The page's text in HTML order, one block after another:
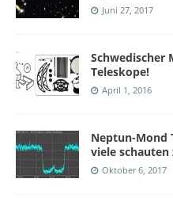
Juni 27, 2017
Schwedischer
Teleskope!
April 1, 2016
Neptun-Mond
viele schauten
Oktober 6, 2017